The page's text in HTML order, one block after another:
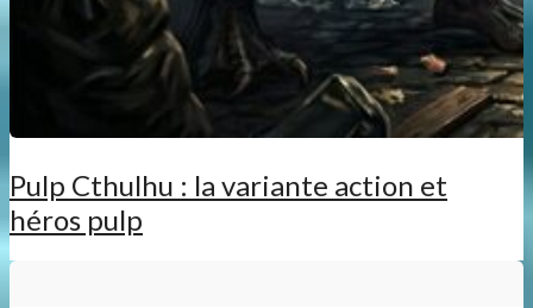
Pulp Cthulhu : la variante action et
héros pulp